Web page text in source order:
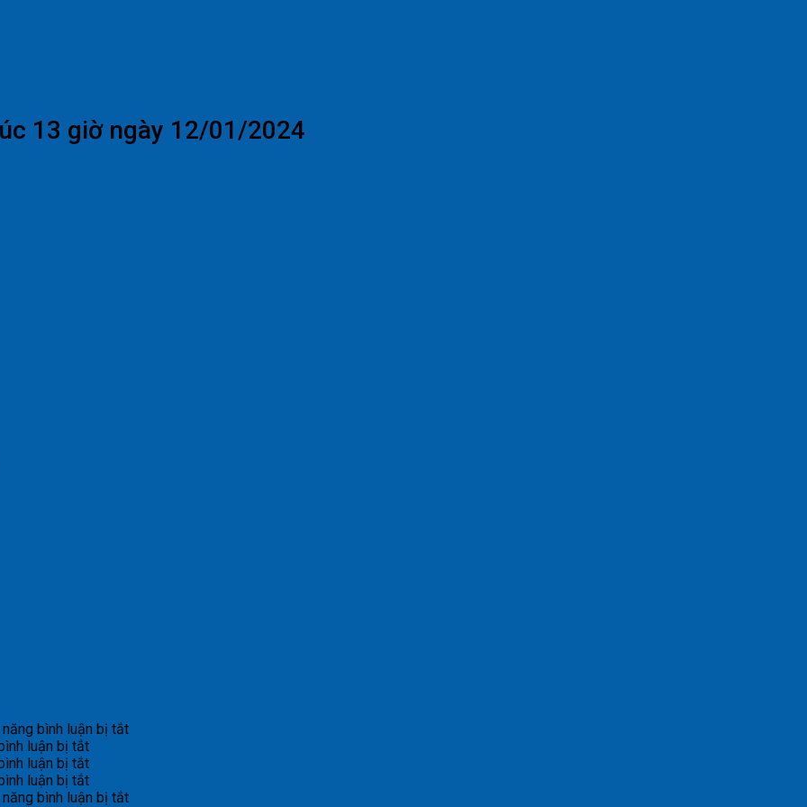
13 giờ ngày 12/01/2024
bình luận bị tắtở
báo
luận bị tắtở
Bản
tin
cảnh
luận bị tắtở
Bản
tin
luận bị tắtở
Bản
bình luận bị tắtở